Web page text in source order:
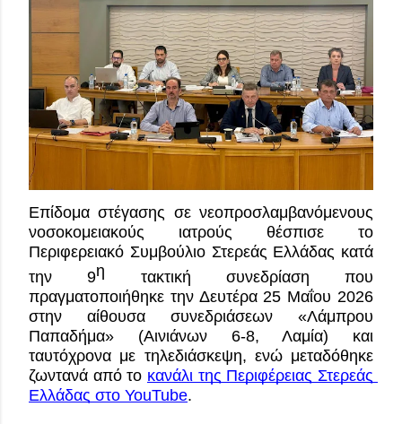
Επίδομα στέγασης σε νεοπροσλαμβανόμενους
νοσοκομειακούς ιατρούς θέσπισε το
Περιφερειακό Συμβούλιο Στερεάς Ελλάδας κατά
την 9η τακτική συνεδρίαση που
πραγματοποιήθηκε την Δευτέρα 25 Μαΐου 2026
στην αίθουσα συνεδριάσεων «Λάμπρου
Παπαδήμα» (Αινιάνων 6-8, Λαμία) και
ταυτόχρονα με τηλεδιάσκεψη, ενώ μεταδόθηκε
ζωντανά από το κανάλι της Περιφέρειας Στερεάς
Ελλάδας στο YouTube.